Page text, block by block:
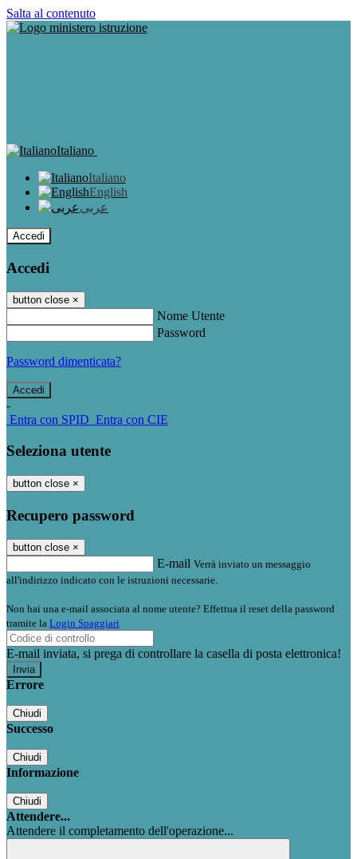
Salta al contenuto
Italiano
Italiano
English
عربى
Accedi
Accedi
button close ×
Nome Utente
Password
Password dimenticata?
-
Entra con SPID Entra con CIE
Seleziona utente
button close ×
Recupero password
button close ×
E-mail Verrà inviato un messaggio
all'indirizzo indicato con le istruzioni necessarie.
Non hai una e-mail associata al nome utente? Effettua il reset della password
tramite la Login Spaggiari
E-mail inviata, si prega di controllare la casella di posta elettronica!
Errore
Chiudi
Successo
Chiudi
Informazione
Chiudi
Attendere...
Attendere il completamento dell'operazione...